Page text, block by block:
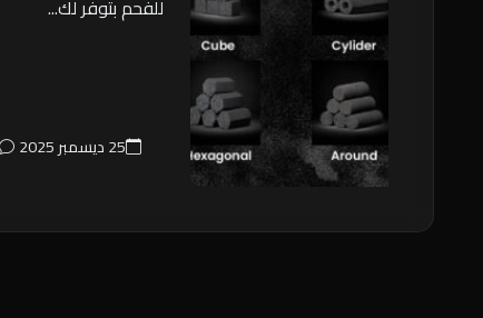
للفحم بتوفر لك...
25 ديسمبر 2025